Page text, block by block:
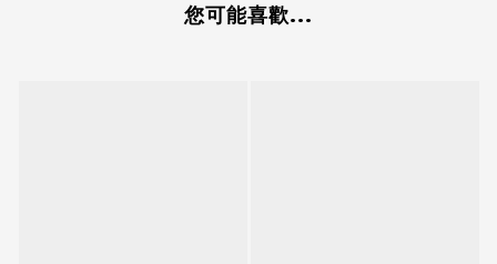
您可能喜歡...